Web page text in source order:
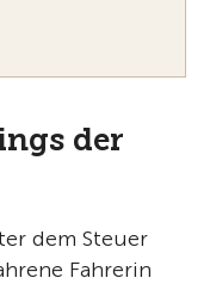
der
dem Steuer
Fahrerin